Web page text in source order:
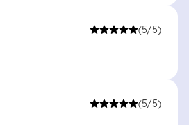
(5/5)
(5/5)